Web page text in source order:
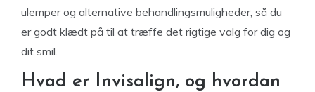
ulemper og alternative behandlingsmuligheder, så du
er godt klædt på til at træffe det rigtige valg for dig og
dit smil.
Hvad er Invisalign, og hvordan